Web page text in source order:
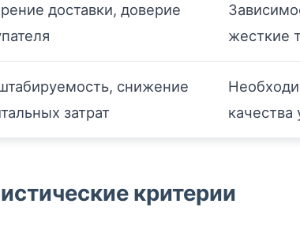
доставки, доверие
жесткие
снижение
затрат
качества
критерии